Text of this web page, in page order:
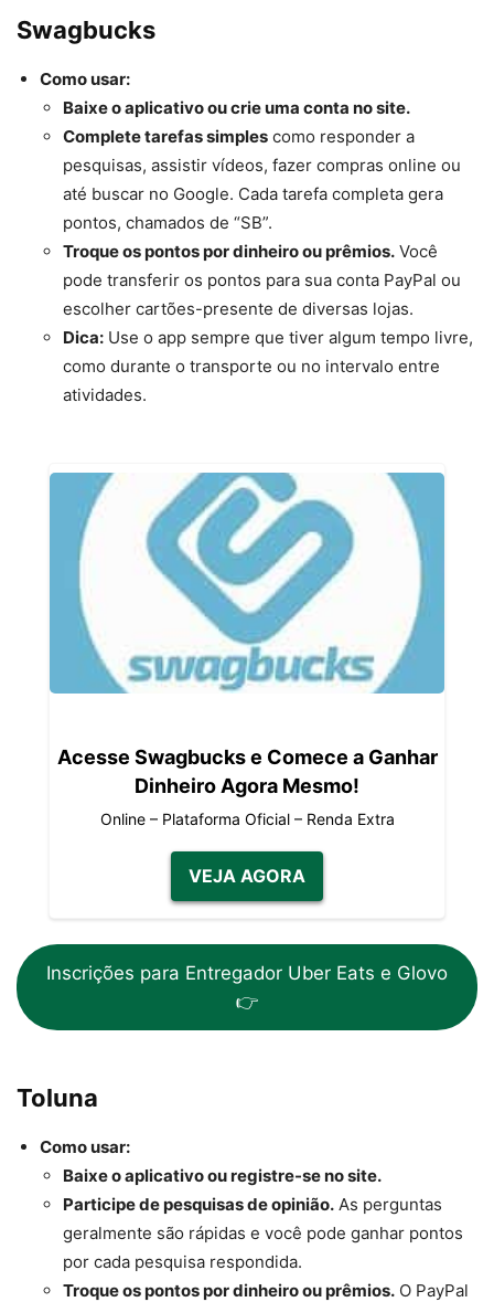
Swagbucks
Como usar:
Baixe o aplicativo ou crie uma conta no site.
Complete tarefas simples como responder a
pesquisas, assistir vídeos, fazer compras online ou
até buscar no Google. Cada tarefa completa gera
pontos, chamados de “SB”.
Troque os pontos por dinheiro ou prêmios. Você
pode transferir os pontos para sua conta PayPal ou
escolher cartões-presente de diversas lojas.
Dica: Use o app sempre que tiver algum tempo livre,
como durante o transporte ou no intervalo entre
atividades.
Acesse Swagbucks e Comece a Ganhar
Dinheiro Agora Mesmo!
Online – Plataforma Oficial – Renda Extra
VEJA AGORA
Inscrições para Entregador Uber Eats e Glovo
👉
Toluna
Como usar:
Baixe o aplicativo ou registre-se no site.
Participe de pesquisas de opinião. As perguntas
geralmente são rápidas e você pode ganhar pontos
por cada pesquisa respondida.
Troque os pontos por dinheiro ou prêmios. O PayPal